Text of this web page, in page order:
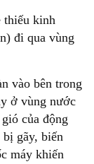
thiếu kinh
đi qua vùng
vào bên trong
ở vùng nước
của động
gãy, biến
máy khiến